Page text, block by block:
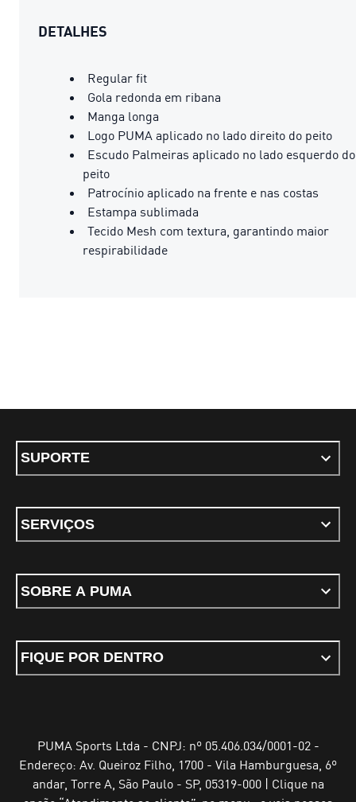
DETALHES
Regular fit
Gola redonda em ribana
Manga longa
Logo PUMA aplicado no lado direito do peito
Escudo Palmeiras aplicado no lado esquerdo do
peito
Patrocínio aplicado na frente e nas costas
Estampa sublimada
Tecido Mesh com textura, garantindo maior
respirabilidade
SUPORTE
SERVIÇOS
SOBRE A PUMA
FIQUE POR DENTRO
PUMA Sports Ltda - CNPJ: nº 05.406.034/0001-02 -
Endereço: Av. Queiroz Filho, 1700 - Vila Hamburguesa, 6º
andar, Torre A, São Paulo - SP, 05319-000 | Clique na